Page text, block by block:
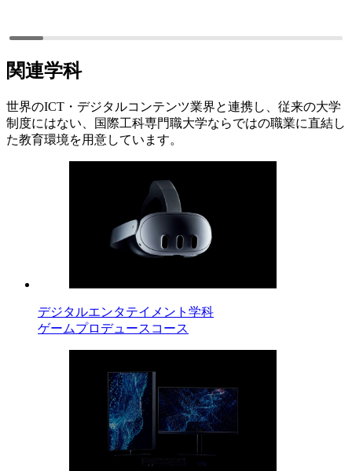
関連学科
世界のICT・デジタルコンテンツ業界と連携し、従来の大学
制度にはない、国際工科専門職大学ならではの職業に直結し
た教育環境を用意しています。
デジタルエンタテイメント学科
ゲームプロデュースコース